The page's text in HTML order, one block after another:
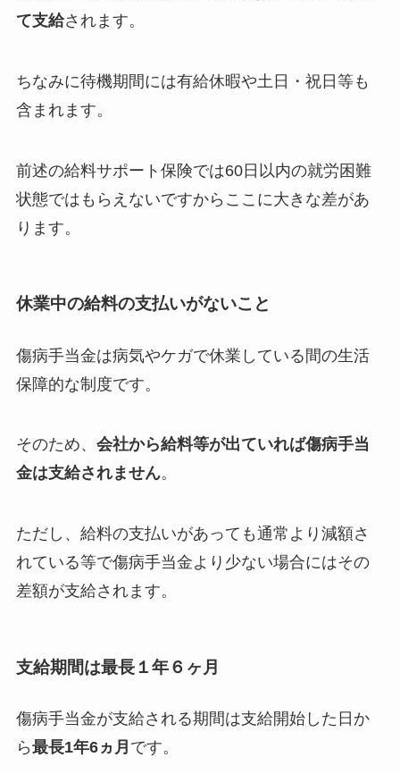
て支給されます。
ちなみに待機期間には有給休暇や土日・祝日等も
含まれます。
前述の給料サポート保険では60日以内の就労困難
状態ではもらえないですからここに大きな差があ
ります。
休業中の給料の支払いがないこと
傷病手当金は病気やケガで休業している間の生活
保障的な制度です。
そのため、 会社から給料等が出ていれば傷病手当
金は支給されません。
ただし、給料の支払いがあっても通常より減額さ
れている等で傷病手当金より少ない場合にはその
差額が支給されます。
支給期間は最長１年６ヶ月
傷病手当金が支給される期間は支給開始した日か
ら最長1年6ヵ月 です。